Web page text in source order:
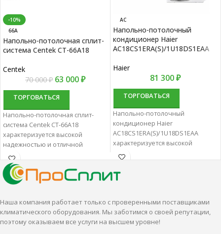
-10%
66А
Напольно-потолочная сплит-
система Centek CT-66А18
Centek
70 000₽ 63 000₽
ТОРГОВАТЬСЯ
Напольно-потолочная сплит-
система Centek CT-66А18
характеризуется высокой
надежностью и отличной
производительностью.
Напольно-потолочные сплит-
системы наиболее удачный
вариант для создания
AC
Напольно-потолочный
кондиционер Haier
AC18CS1ERA(S)/1U18DS1EAA
Haier
81 300₽
ТОРГОВАТЬСЯ
Напольно-потолочный
кондиционер Haier
AC18CS1ERA(S)/1U18DS1EAA
характеризуется высокой
надежностью и отличной
Напольно-потолочные сплит-
системы наиболее удачный
комфортной территории.
Наша компания работает только с проверенными поставщиками
климатического оборудования. Мы заботимся о своей репутации,
поэтому оказываем все услуги на высшем уровне!